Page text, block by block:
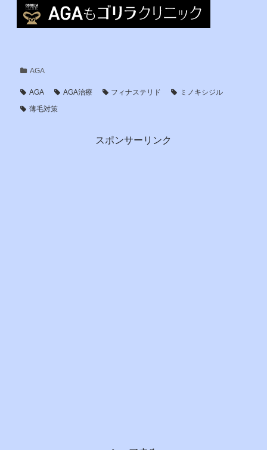
AGA
AGA AGA治療 フィナステリド
ミノキシジル
薄毛対策
スポンサーリンク